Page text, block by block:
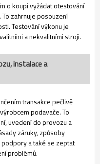
o koupi vyžádat otestování
zahrnuje posouzení
Testování výkonu je
a nekvalitními stroji.
instalace a
transakce pečlivě
podavače. To
uvedení do provozu a
záruky, způsoby
a také se zeptat
problémů.